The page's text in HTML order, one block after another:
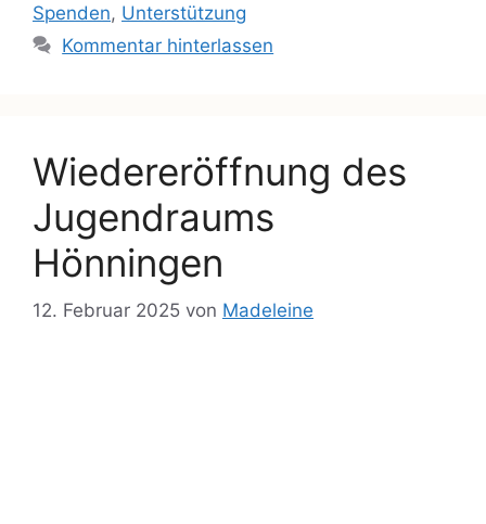
Spenden, Unterstützung
Kommentar hinterlassen
Wiedereröffnung des
Jugendraums
Hönningen
12. Februar 2025 von Madeleine